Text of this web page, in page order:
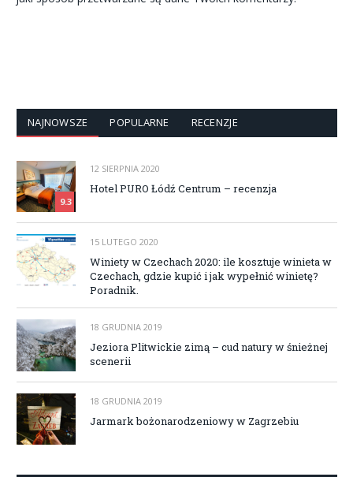
NAJNOWSZE POPULARNE RECENZJE
9.3
12 SIERPNIA 2020
Hotel PURO Łódź Centrum – recenzja
15 LUTEGO 2020
Winiety w Czechach 2020: ile kosztuje winieta w
Czechach, gdzie kupić i jak wypełnić winietę?
Poradnik.
18 GRUDNIA 2019
Jeziora Plitwickie zimą – cud natury w śnieżnej
scenerii
18 GRUDNIA 2019
Jarmark bożonarodzeniowy w Zagrzebiu